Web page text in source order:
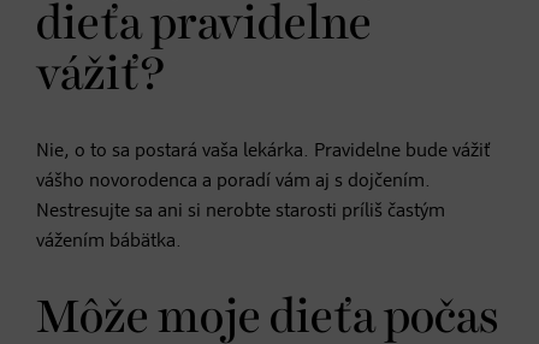
dieťa pravidelne
vážiť?
Nie, o to sa postará vaša lekárka. Pravidelne bude vážiť
vášho novorodenca a poradí vám aj s dojčením.
Nestresujte sa ani si nerobte starosti príliš častým
vážením bábätka.
Môže moje dieťa počas